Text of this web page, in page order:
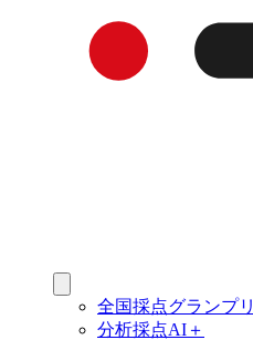
全国採点グランプリ
分析採点AI＋